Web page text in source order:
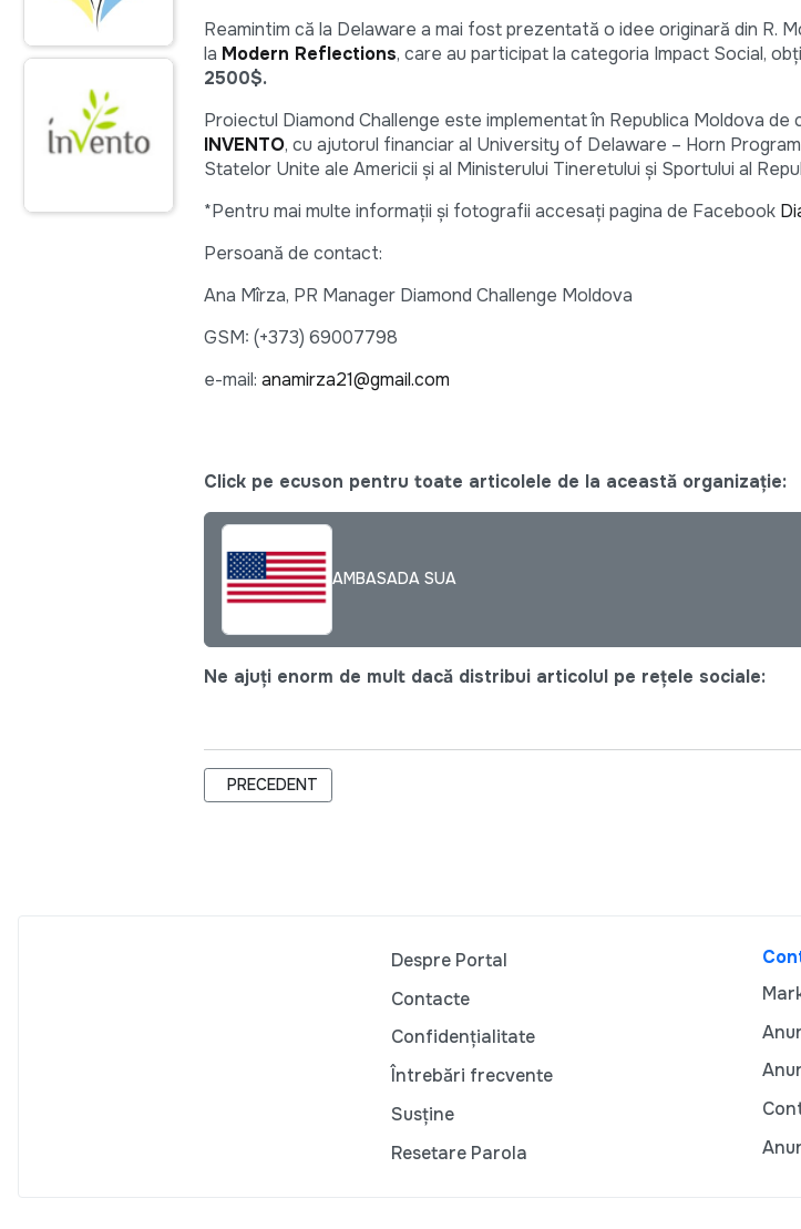
Reamintim că la Delaware a mai fost prezentată o idee originară din R.
la Modern Reflections, care au participat la categoria Impact Social,
2500$.
Proiectul Diamond Challenge este implementat în Republica Moldova
INVENTO, cu ajutorul financiar al University of Delaware – Horn
Statelor Unite ale Americii și al Ministerului Tineretului și Sportului al
*Pentru mai multe informații și fotografii accesați pagina de Facebook
Persoană de contact:
Ana Mîrza, PR Manager Diamond Challenge Moldova
GSM: (+373) 69007798
e-mail: anamirza21@gmail.com
Click pe ecuson pentru toate articolele de la această organizație:
AMBASADA SUA
Ne ajuți enorm de mult dacă distribui articolul pe rețele sociale:
ARTICOL PRECEDENT: LIDERII FORMATORI DE OPINIE ÎNDEAMNĂ TINERII SĂ
PRECEDENT
Despre Portal
Contacte
Confidențialitate
Întrebări frecvente
Susține
Resetare Parola